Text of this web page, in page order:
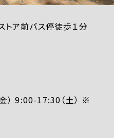
ア前バス停徒歩１分
） 9:00-17:30（土） ※